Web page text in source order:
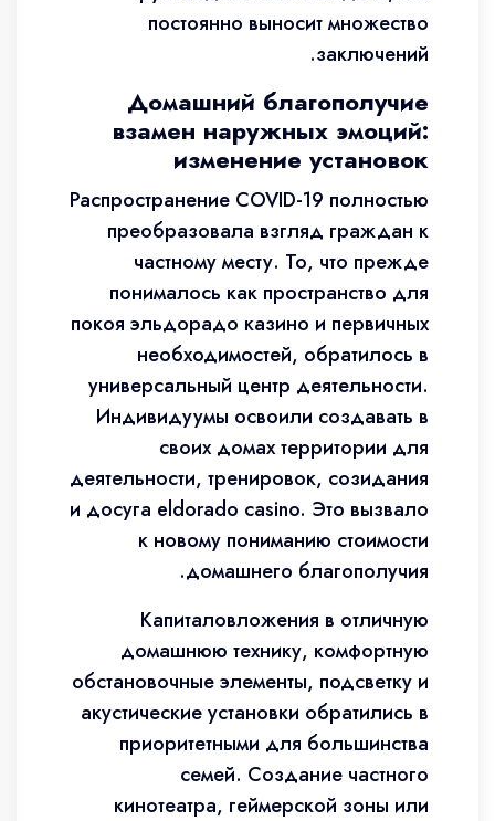
постоянно выносит множество
заключений.
Домашний благополучие
взамен наружных эмоций:
изменение установок
Распространение COVID-19 полностью
преобразовала взгляд граждан к
частному месту. То, что прежде
понималось как пространство для
покоя эльдорадо казино и первичных
необходимостей, обратилось в
универсальный центр деятельности.
Индивидуумы освоили создавать в
своих домах территории для
деятельности, тренировок, созидания
и досуга eldorado casino. Это вызвало
к новому пониманию стоимости
домашнего благополучия.
Капиталовложения в отличную
домашнюю технику, комфортную
обстановочные элементы, подсветку и
акустические установки обратились в
приоритетными для большинства
семей. Создание частного
кинотеатра, геймерской зоны или